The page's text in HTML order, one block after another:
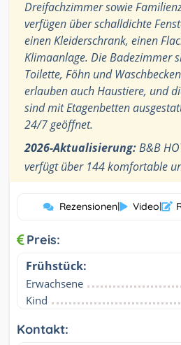
Dreifachzimmer sowie
verfügen über schalldichte
einen Kleiderschrank, einen
Klimaanlage. Die Badezimmer
Toilette, Föhn und
erlauben auch Haustiere, und
sind mit Etagenbetten
24/7 geöffnet.
2026-Aktualisierung:B&B
verfügt über 144 komfortable
Rezensionen| Video|
Preis:
Frühstück:
Erwachsene
Kind
Kontakt: